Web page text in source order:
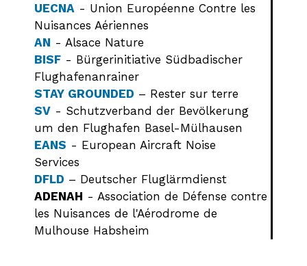
UECNA - Union Européenne Contre les
Nuisances Aériennes
AN - Alsace Nature
BISF - Bürgerinitiative Südbadischer
Flughafenanrainer
STAY GROUNDED – Rester sur terre
SV - Schutzverband der Bevölkerung
um den Flughafen Basel-Mülhausen
EANS - European Aircraft Noise
Services
DFLD – Deutscher Fluglärmdienst
ADENAH - Association de Défense contre
les Nuisances de l'Aérodrome de
Mulhouse Habsheim